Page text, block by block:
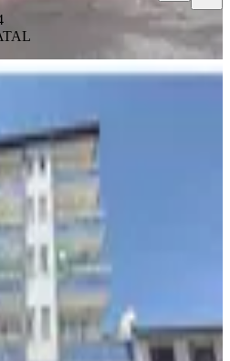
Mahallesi
· 1. Kat ·06.08.2026
Rıdvan Kadıoğlu